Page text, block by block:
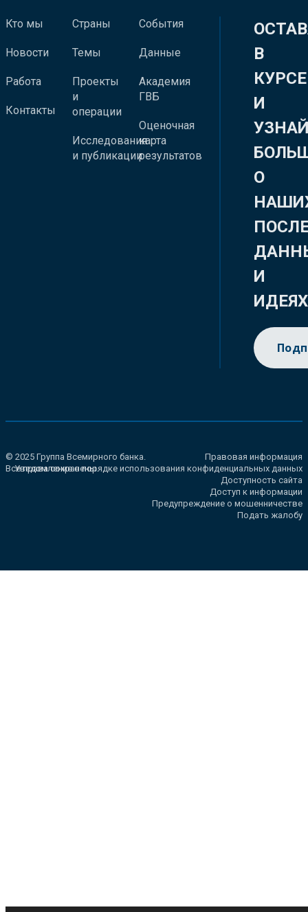
Кто мы
Новости
Работа
Контакты
Страны
Темы
Проекты
и
операции
Исследования
и публикации
События
Данные
Академия
ГВБ
Оценочная
карта
результатов
В
КУРСЕ
И
О
И
ИДЕЯХ
© 2025 Группа Всемирного банка.
Все права сохранены.
Правовая информация
Уведомление о порядке использования конфиденциальных данных
Доступность сайта
Доступ к информации
Предупреждение о мошенничестве
Подать жалобу